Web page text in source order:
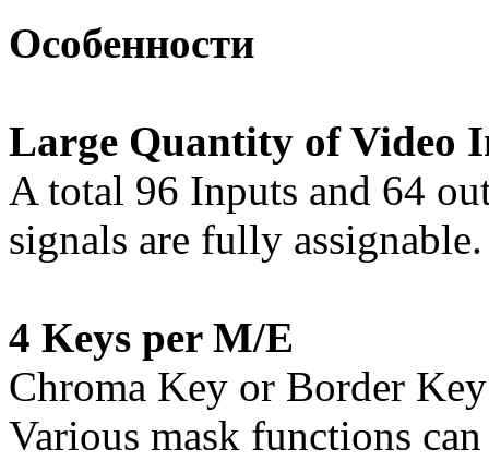
Особенности
Large Quantity of Video
A total 96 Inputs and 64
signals are fully assignable.
4 Keys per M/E
Chroma Key or Border
Various mask functions